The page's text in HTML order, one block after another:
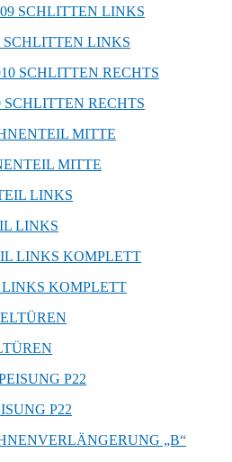
SCHLITTEN LINKS
SCHLITTEN RECHTS
MITTE
LINKS
LINKS KOMPLETT
P22